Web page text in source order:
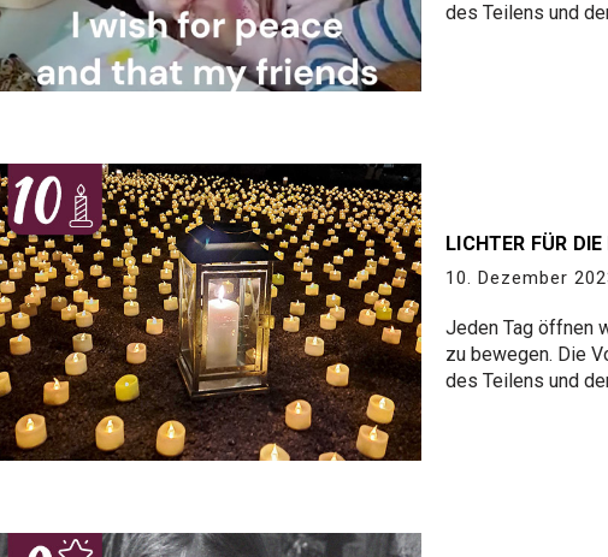
des Teilens und
LICHTER FÜR
10. Dezember
Jeden Tag öffnen
zu bewegen. Die
des Teilens und